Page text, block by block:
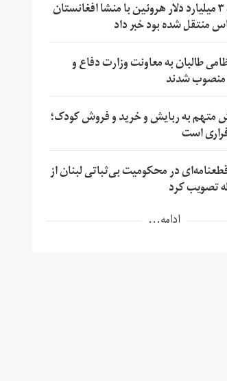
هند از کشف ۳ میلیارد دلار هروئین با منشا افغانستان
منتقل شده بود خبر داد
طالبان به معاونت وزارت دفاع و
شدند
به ربایش و خرید و فروش کودک؛
است
قطعنامه‌ای در محکومیت بی‌ثباتی لبنان از
تصویب کرد
ادامه...